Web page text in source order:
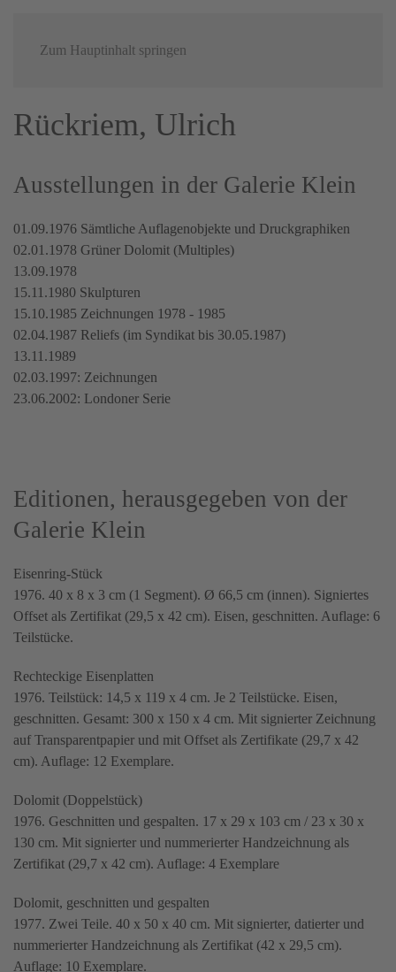
Zum Hauptinhalt springen
Rückriem, Ulrich
Ausstellungen in der Galerie Klein
01.09.1976 Sämtliche Auflagenobjekte und Druckgraphiken
02.01.1978 Grüner Dolomit (Multiples)
13.09.1978
15.11.1980 Skulpturen
15.10.1985 Zeichnungen 1978 - 1985
02.04.1987 Reliefs (im Syndikat bis 30.05.1987)
13.11.1989
02.03.1997: Zeichnungen
23.06.2002: Londoner Serie
Editionen, herausgegeben von der
Galerie Klein
Eisenring-Stück
1976. 40 x 8 x 3 cm (1 Segment). Ø 66,5 cm (innen). Signiertes
Offset als Zertifikat (29,5 x 42 cm). Eisen, geschnitten. Auflage: 6
Teilstücke.
Rechteckige Eisenplatten
1976. Teilstück: 14,5 x 119 x 4 cm. Je 2 Teilstücke. Eisen,
geschnitten. Gesamt: 300 x 150 x 4 cm. Mit signierter Zeichnung
auf Transparentpapier und mit Offset als Zertifikate (29,7 x 42
cm). Auflage: 12 Exemplare.
Dolomit (Doppelstück)
1976. Geschnitten und gespalten. 17 x 29 x 103 cm / 23 x 30 x
130 cm. Mit signierter und nummerierter Handzeichnung als
Zertifikat (29,7 x 42 cm). Auflage: 4 Exemplare
Dolomit, geschnitten und gespalten
1977. Zwei Teile. 40 x 50 x 40 cm. Mit signierter, datierter und
nummerierter Handzeichnung als Zertifikat (42 x 29,5 cm).
Auflage: 10 Exemplare.